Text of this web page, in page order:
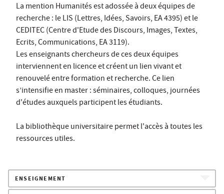
La mention Humanités est adossée à deux équipes de
recherche : le LIS (Lettres, Idées, Savoirs, EA 4395) et le
CEDITEC (Centre d'Etude des Discours, Images, Textes,
Ecrits, Communications, EA 3119).
Les enseignants chercheurs de ces deux équipes
interviennent en licence et créent un lien vivant et
renouvelé entre formation et recherche. Ce lien
s’intensifie en master : séminaires, colloques, journées
d'études auxquels participent les étudiants.
La bibliothèque universitaire permet l'accès à toutes les
ressources utiles.
ENSEIGNEMENT